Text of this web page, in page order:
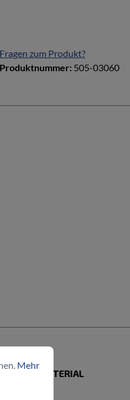
Fragen zum Produkt?
Produktnummer: 505-03060
RAHMENMATERIAL
Mehr